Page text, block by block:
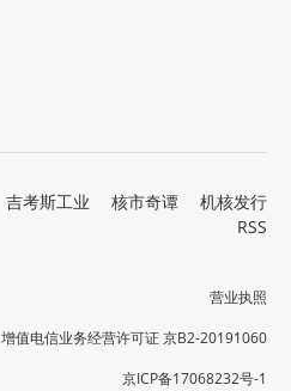
吉考斯工业 核市奇谭
机核发行
RSS
营业执照
增值电信业务经营许可证 京B2-20191060
京ICP备17068232号-1